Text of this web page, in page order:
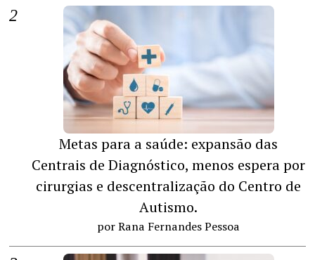
Metas para a saúde: expansão das
Centrais de Diagnóstico, menos espera por
cirurgias e descentralização do Centro de
Autismo.
por Rana Fernandes Pessoa